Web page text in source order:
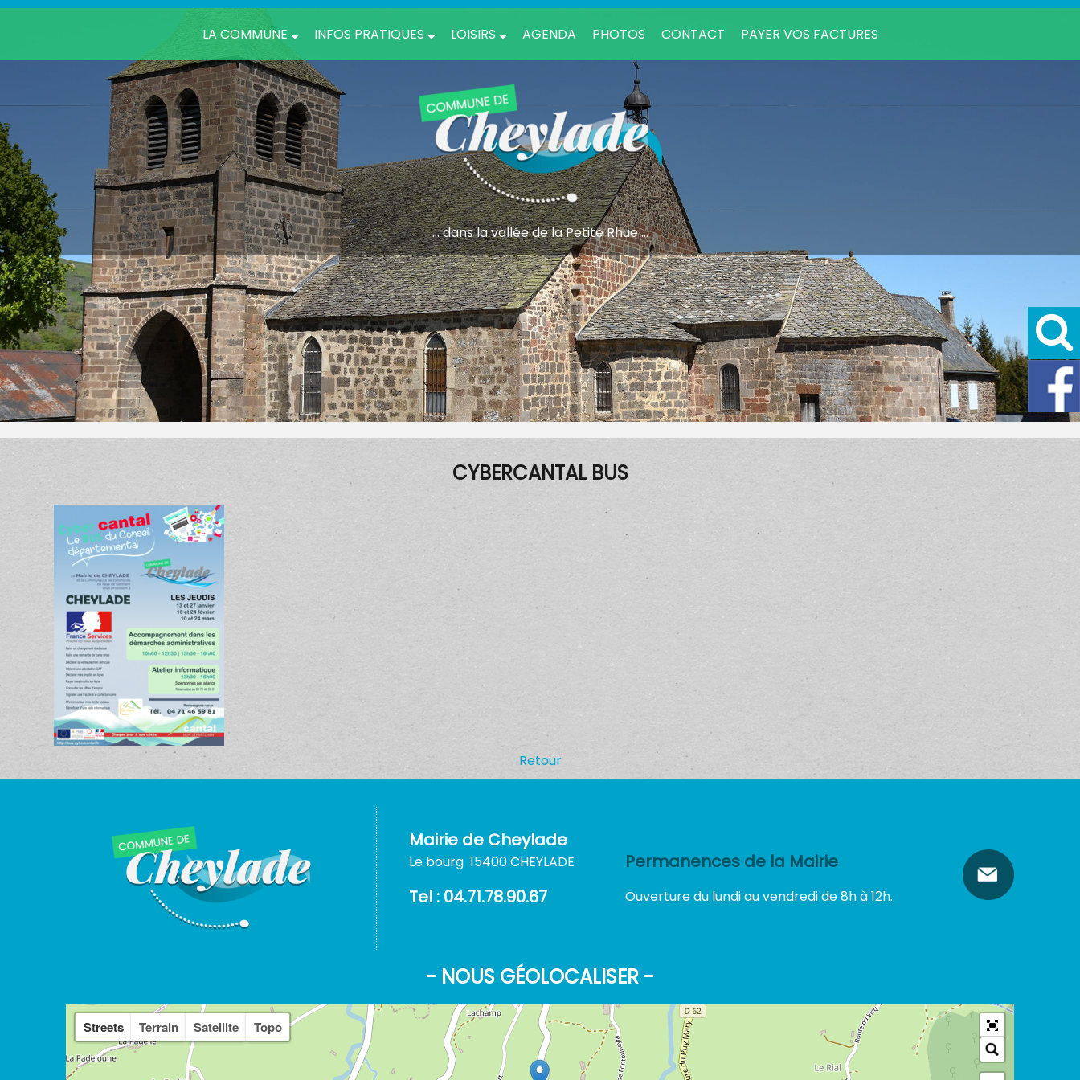
LA COMMUNE INFOS PRATIQUES LOISIRS AGENDA PHOTOS CONTACT PAYER VOS FACTURES
... dans la vallée de la Petite Rhue ...
CYBERCANTAL BUS
Retour
Mairie de Cheylade
Le bourg 15400 CHEYLADE
Tel : 04.71.78.90.67
Permanences de la Mairie
Ouverture du lundi au vendredi de 8h à 12h.
- NOUS GÉOLOCALISER -
Streets Terrain Satellite Topo